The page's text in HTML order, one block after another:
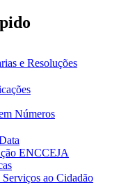
e Resoluções
Números
ENCCEJA
Serviços ao Cidadão